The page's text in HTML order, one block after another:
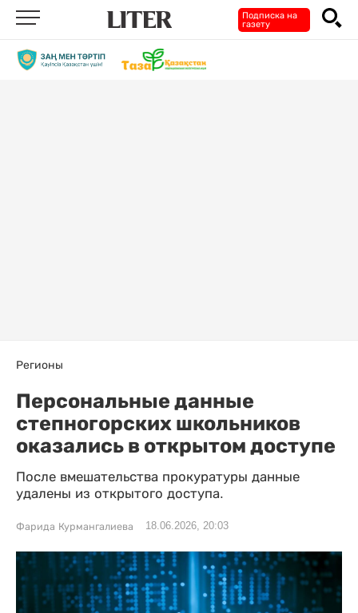
Подписка на
газету
Регионы
Персональные данные
степногорских школьников
оказались в открытом доступе
После вмешательства прокуратуры данные
удалены из открытого доступа.
Фарида Курмангалиева 18.06.2026, 20:03